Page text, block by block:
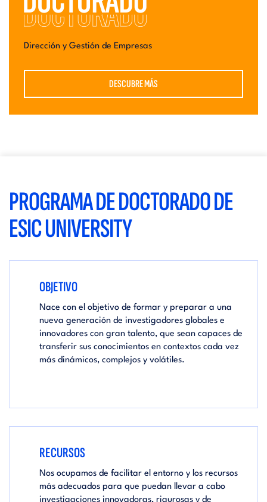
Dirección y Gestión de Empresas
DESCUBRE MÁS
PROGRAMA DE DOCTORADO DE
ESIC UNIVERSITY
OBJETIVO
Nace con el objetivo de formar y preparar a una
nueva generación de investigadores globales e
innovadores con gran talento, que sean capaces de
transferir sus conocimientos en contextos cada vez
más dinámicos, complejos y volátiles.
RECURSOS
Nos ocupamos de facilitar el entorno y los recursos
más adecuados para que puedan llevar a cabo
investigaciones innovadoras, rigurosas y de